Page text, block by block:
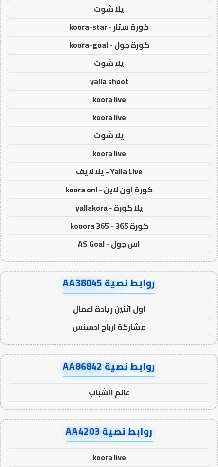
يلا شوت
كورة ستار - koora-star
كورة جول - koora-goal
يلا شوت
yalla shoot
koora live
koora live
يلا شوت
koora live
Yalla Live - يلا لايف
كورة اون لاين - koora onl
يلا كورة - yallakora
كورة 365 - kooora 365
اس جول - AS Goal
روابط نصية AA38045
اول اثنين ريادة اعمال
مشاركة ارباح ادسنس
روابط نصية AA86842
عالم الشباب
روابط نصية AA4203
koora live